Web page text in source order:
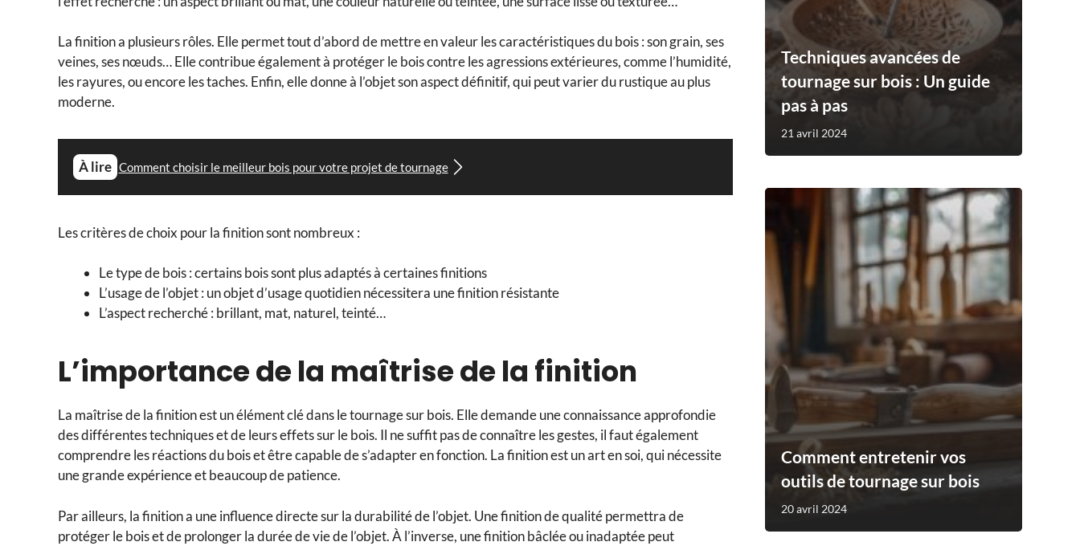
La finition a plusieurs rôles. Elle permet tout d’abord de mettre en valeur les caractéristiques du bois : son grain, ses
veines, ses nœuds… Elle contribue également à protéger le bois contre les agressions extérieures, comme l’humidité,
les rayures, ou encore les taches. Enfin, elle donne à l’objet son aspect définitif, qui peut varier du rustique au plus
moderne.
À lire Comment choisir le meilleur bois pour votre projet de tournage
Les critères de choix pour la finition sont nombreux :
Le type de bois : certains bois sont plus adaptés à certaines finitions
L’usage de l’objet : un objet d’usage quotidien nécessitera une finition résistante
L’aspect recherché : brillant, mat, naturel, teinté…
L’importance de la maîtrise de la finition
La maîtrise de la finition est un élément clé dans le tournage sur bois. Elle demande une connaissance approfondie
des différentes techniques et de leurs effets sur le bois. Il ne suffit pas de connaître les gestes, il faut également
comprendre les réactions du bois et être capable de s’adapter en fonction. La finition est un art en soi, qui nécessite
une grande expérience et beaucoup de patience.
Par ailleurs, la finition a une influence directe sur la durabilité de l’objet. Une finition de qualité permettra de
protéger le bois et de prolonger la durée de vie de l’objet. À l’inverse, une finition bâclée ou inadaptée peut
Techniques avancées de
tournage sur bois : Un guide
pas à pas
21 avril 2024
Comment entretenir vos
outils de tournage sur bois
20 avril 2024